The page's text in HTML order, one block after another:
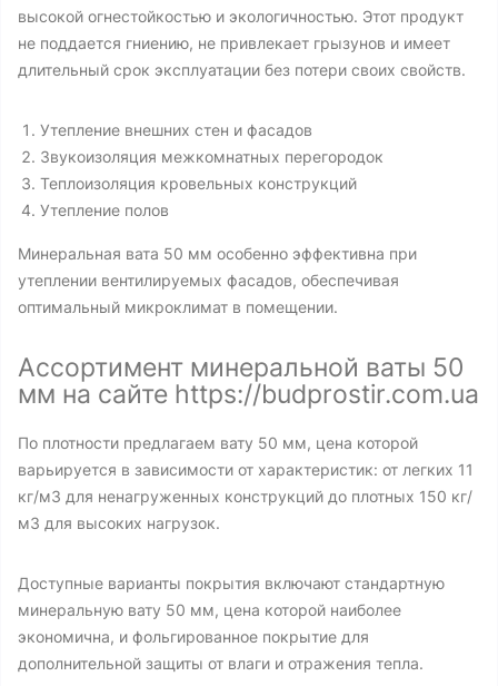
высокой огнестойкостью и экологичностью. Этот продукт
не поддается гниению, не привлекает грызунов и имеет
длительный срок эксплуатации без потери своих свойств.
Утепление внешних стен и фасадов
Звукоизоляция межкомнатных перегородок
Теплоизоляция кровельных конструкций
Утепление полов
Минеральная вата 50 мм особенно эффективна при
утеплении вентилируемых фасадов, обеспечивая
оптимальный микроклимат в помещении.
Ассортимент минеральной ваты 50
мм на сайте https://budprostir.com.ua
По плотности предлагаем вату 50 мм, цена которой
варьируется в зависимости от характеристик: от легких 11
кг/м3 для ненагруженных конструкций до плотных 150 кг/
м3 для высоких нагрузок.
Доступные варианты покрытия включают стандартную
минеральную вату 50 мм, цена которой наиболее
экономична, и фольгированное покрытие для
дополнительной защиты от влаги и отражения тепла.